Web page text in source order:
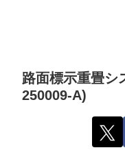
路面標示重畳
250009-A)